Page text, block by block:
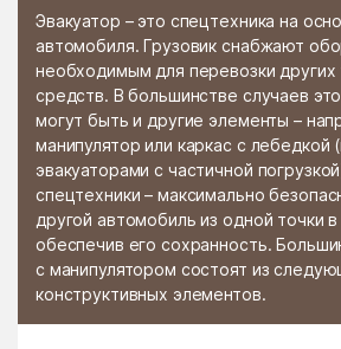
Эвакуатор – это спецтехника на
автомобиля. Грузовик снабжают
необходимым для перевозки других
средств. В большинстве случаев
могут быть и другие элементы –
манипулятор или каркас с лебедкой
эвакуаторами с частичной
спецтехники – максимально
другой автомобиль из одной точки в
обеспечив его сохранность.
с манипулятором состоят из
конструктивных элементов.